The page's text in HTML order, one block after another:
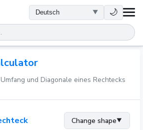
🌙
und Diagonale eines Rechtecks
Change shape▼